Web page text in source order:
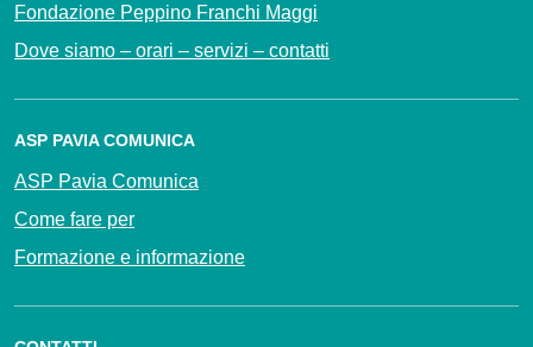
Fondazione Peppino Franchi Maggi
Dove siamo – orari – servizi – contatti
ASP PAVIA COMUNICA
ASP Pavia Comunica
Come fare per
Formazione e informazione